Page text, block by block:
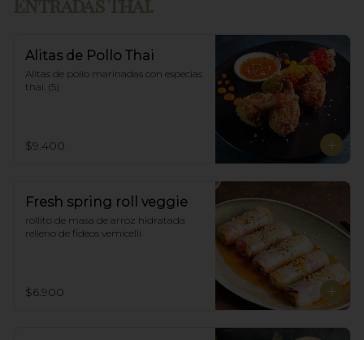
Alitas de Pollo Thai
Alitas de pollo marinadas con especias
thai. (5)
$9.400
Fresh spring roll veggie
rollito de masa de arroz hidratada
relleno de fideos vemicelli
$6.900